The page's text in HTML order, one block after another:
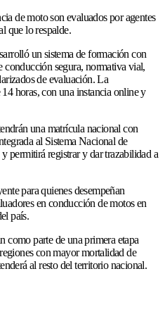
de moto son evaluados por agentes
que lo respalde.
un sistema de formación con
conducción segura, normativa vial,
de evaluación. La
horas, con una instancia online y
una matrícula nacional con
al Sistema Nacional de
registrar y dar trazabilidad a
para quienes desempeñan
en conducción de motos en
país.
como parte de una primera etapa
con mayor mortalidad de
al resto del territorio nacional.